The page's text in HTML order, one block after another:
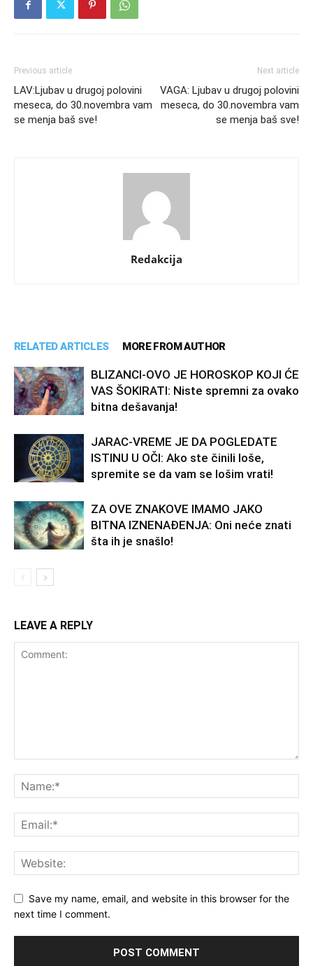
Previous article
LAV:Ljubav u drugoj polovini
meseca, do 30.novembra vam
se menja baš sve!
Next article
VAGA: Ljubav u drugoj polovini
meseca, do 30.novembra vam
se menja baš sve!
Redakcija
RELATED ARTICLES MORE FROM AUTHOR
BLIZANCI-OVO JE HOROSKOP KOJI ĆE
VAS ŠOKIRATI: Niste spremni za ovako
bitna dešavanja!
JARAC-VREME JE DA POGLEDATE
ISTINU U OČI: Ako ste činili loše,
spremite se da vam se lošim vrati!
ZA OVE ZNAKOVE IMAMO JAKO
BITNA IZNENAĐENJA: Oni neće znati
šta ih je snašlo!
LEAVE A REPLY
Save my name, email, and website in this browser for the
next time I comment.